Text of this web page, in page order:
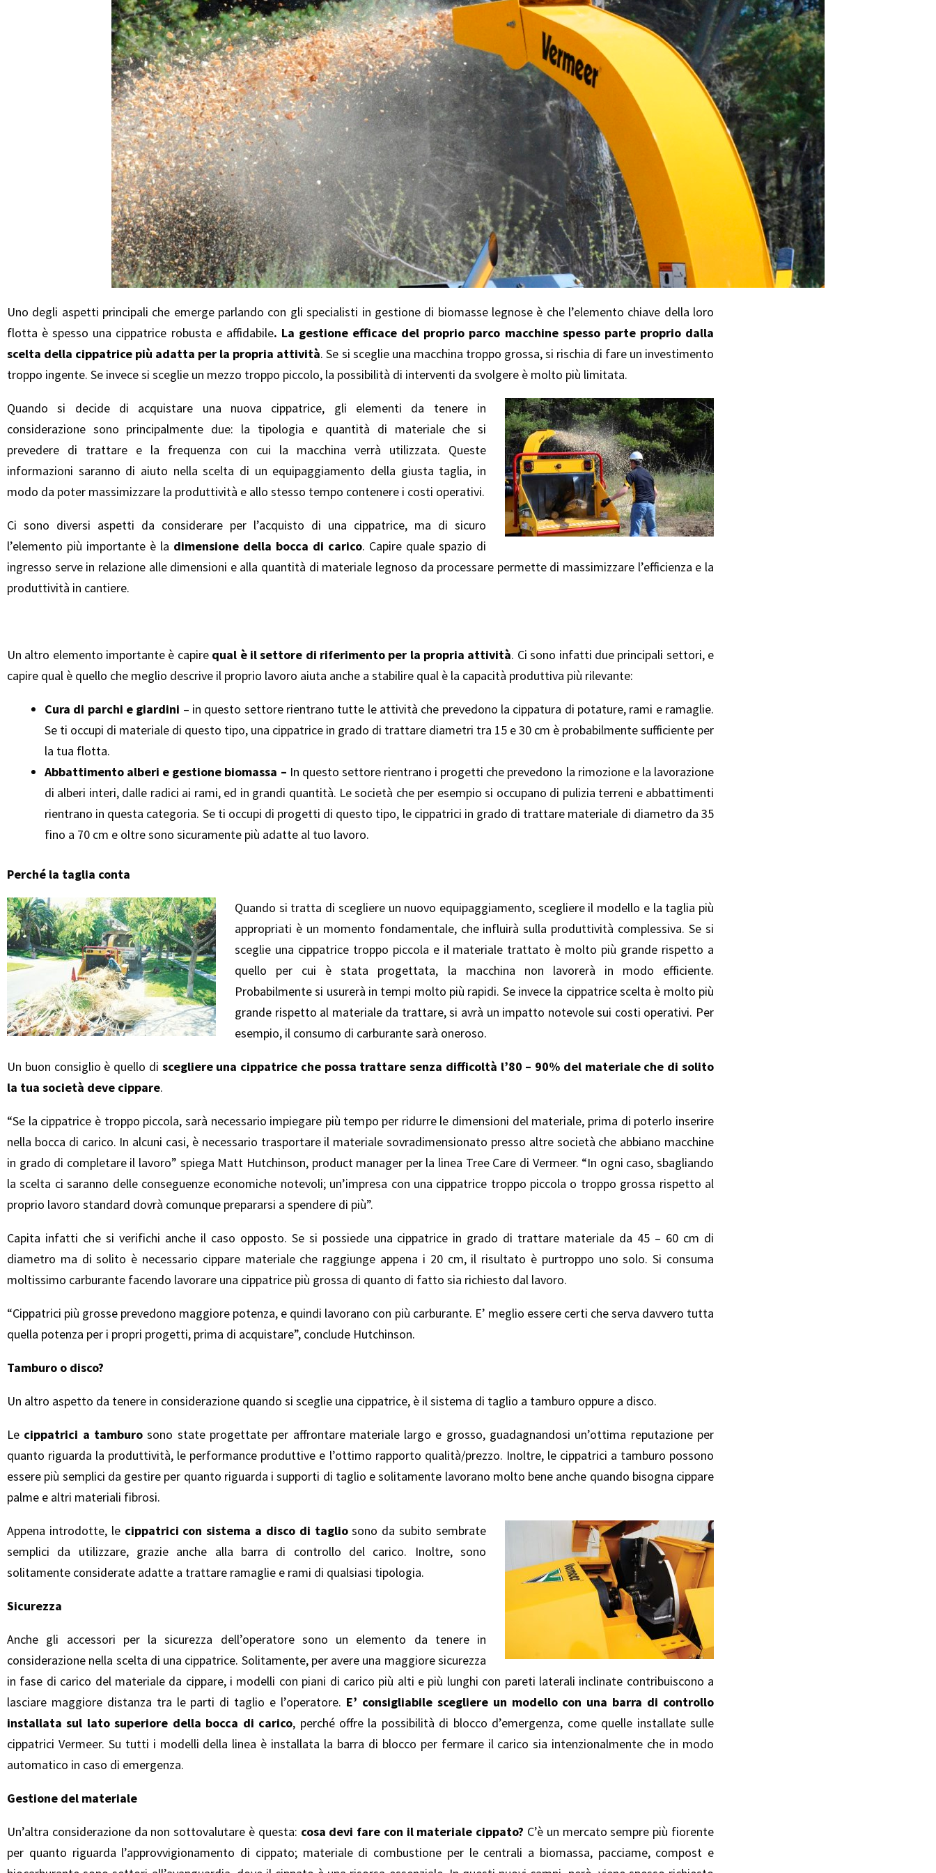
Uno degli aspetti principali che emerge parlando con gli specialisti in gestione di biomasse legnose è che l’elemento chiave della loro
flotta è spesso una cippatrice robusta e affidabile. La gestione efficace del proprio parco macchine spesso parte proprio dalla
scelta della cippatrice più adatta per la propria attività. Se si sceglie una macchina troppo grossa, si rischia di fare un investimento
troppo ingente. Se invece si sceglie un mezzo troppo piccolo, la possibilità di interventi da svolgere è molto più limitata.
Quando si decide di acquistare una nuova cippatrice, gli elementi da tenere in
considerazione sono principalmente due: la tipologia e quantità di materiale che si
prevedere di trattare e la frequenza con cui la macchina verrà utilizzata. Queste
informazioni saranno di aiuto nella scelta di un equipaggiamento della giusta taglia, in
modo da poter massimizzare la produttività e allo stesso tempo contenere i costi operativi.
Ci sono diversi aspetti da considerare per l’acquisto di una cippatrice, ma di sicuro
l’elemento più importante è la dimensione della bocca di carico. Capire quale spazio di
ingresso serve in relazione alle dimensioni e alla quantità di materiale legnoso da processare permette di massimizzare l’efficienza e la
produttività in cantiere.
Un altro elemento importante è capire qual è il settore di riferimento per la propria attività. Ci sono infatti due principali settori, e
capire qual è quello che meglio descrive il proprio lavoro aiuta anche a stabilire qual è la capacità produttiva più rilevante:
Cura di parchi e giardini – in questo settore rientrano tutte le attività che prevedono la cippatura di potature, rami e ramaglie.
Se ti occupi di materiale di questo tipo, una cippatrice in grado di trattare diametri tra 15 e 30 cm è probabilmente sufficiente per
la tua flotta.
Abbattimento alberi e gestione biomassa – In questo settore rientrano i progetti che prevedono la rimozione e la lavorazione
di alberi interi, dalle radici ai rami, ed in grandi quantità. Le società che per esempio si occupano di pulizia terreni e abbattimenti
rientrano in questa categoria. Se ti occupi di progetti di questo tipo, le cippatrici in grado di trattare materiale di diametro da 35
fino a 70 cm e oltre sono sicuramente più adatte al tuo lavoro.
Perché la taglia conta
Quando si tratta di scegliere un nuovo equipaggiamento, scegliere il modello e la taglia più
appropriati è un momento fondamentale, che influirà sulla produttività complessiva. Se si
sceglie una cippatrice troppo piccola e il materiale trattato è molto più grande rispetto a
quello per cui è stata progettata, la macchina non lavorerà in modo efficiente.
Probabilmente si usurerà in tempi molto più rapidi. Se invece la cippatrice scelta è molto più
grande rispetto al materiale da trattare, si avrà un impatto notevole sui costi operativi. Per
esempio, il consumo di carburante sarà oneroso.
Un buon consiglio è quello di scegliere una cippatrice che possa trattare senza difficoltà l’80 – 90% del materiale che di solito
la tua società deve cippare.
“Se la cippatrice è troppo piccola, sarà necessario impiegare più tempo per ridurre le dimensioni del materiale, prima di poterlo inserire
nella bocca di carico. In alcuni casi, è necessario trasportare il materiale sovradimensionato presso altre società che abbiano macchine
in grado di completare il lavoro” spiega Matt Hutchinson, product manager per la linea Tree Care di Vermeer. “In ogni caso, sbagliando
la scelta ci saranno delle conseguenze economiche notevoli; un’impresa con una cippatrice troppo piccola o troppo grossa rispetto al
proprio lavoro standard dovrà comunque prepararsi a spendere di più”.
Capita infatti che si verifichi anche il caso opposto. Se si possiede una cippatrice in grado di trattare materiale da 45 – 60 cm di
diametro ma di solito è necessario cippare materiale che raggiunge appena i 20 cm, il risultato è purtroppo uno solo. Si consuma
moltissimo carburante facendo lavorare una cippatrice più grossa di quanto di fatto sia richiesto dal lavoro.
“Cippatrici più grosse prevedono maggiore potenza, e quindi lavorano con più carburante. E’ meglio essere certi che serva davvero tutta
quella potenza per i propri progetti, prima di acquistare”, conclude Hutchinson.
Tamburo o disco?
Un altro aspetto da tenere in considerazione quando si sceglie una cippatrice, è il sistema di taglio a tamburo oppure a disco.
Le cippatrici a tamburosono state progettate per affrontare materiale largo e grosso, guadagnandosi un’ottima reputazione per
quanto riguarda la produttività, le performance produttive e l’ottimo rapporto qualità/prezzo. Inoltre, le cippatrici a tamburo possono
essere più semplici da gestire per quanto riguarda i supporti di taglio e solitamente lavorano molto bene anche quando bisogna cippare
palme e altri materiali fibrosi.
Appena introdotte, le cippatrici con sistema a disco di tagliosono da subito sembrate
semplici da utilizzare, grazie anche alla barra di controllo del carico. Inoltre, sono
solitamente considerate adatte a trattare ramaglie e rami di qualsiasi tipologia.
Sicurezza
Anche gli accessori per la sicurezza dell’operatore sono un elemento da tenere in
considerazione nella scelta di una cippatrice. Solitamente, per avere una maggiore sicurezza
in fase di carico del materiale da cippare, i modelli con piani di carico più alti e più lunghi con pareti laterali inclinate contribuiscono a
lasciare maggiore distanza tra le parti di taglio e l’operatore. E’ consigliabile scegliere un modello con una barra di controllo
installata sul lato superiore della bocca di carico, perché offre la possibilità di blocco d’emergenza, come quelle installate sulle
cippatrici Vermeer. Su tutti i modelli della linea è installata la barra di blocco per fermare il carico sia intenzionalmente che in modo
automatico in caso di emergenza.
Gestione del materiale
Un’altra considerazione da non sottovalutare è questa: cosa devi fare con il materiale cippato? C’è un mercato sempre più fiorente
per quanto riguarda l’approvvigionamento di cippato; materiale di combustione per le centrali a biomassa, pacciame, compost e